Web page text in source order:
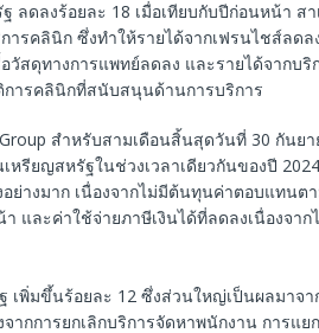
ลดลงร้อยละ 18 เมื่อเทียบกับปีก่อนหน้า ส
ารคลินิก ซึ่งทำให้รายได้จากเฟรนไชส์ลดล
วัสดุทางการแพทย์ลดลง และรายได้จากบริ
ารคลินิกที่สนับสนุนด้านการบริการ
สำหรับสามเดือนสิ้นสุดวันที่ 30 กันย
หรียญสหรัฐในช่วงเวลาเดียวกันของปี
ย่างมาก เนื่องจากไม่มีต้นทุนค่าตอบแทนต
และค่าใช้จ่ายภาษีเงินได้ที่ลดลงเนื่องจา
เพิ่มขึ้นร้อยละ 12 ซึ่งส่วนใหญ่เป็นผลมาจ
ากการยกเลิกบริการจัดหาพนักงาน การแย